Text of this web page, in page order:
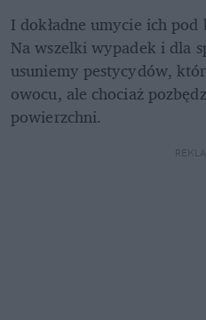
I dokładne umycie ich
Na wszelki wypadek i dla
usuniemy pestycydów,
owocu, ale chociaż
powierzchni.